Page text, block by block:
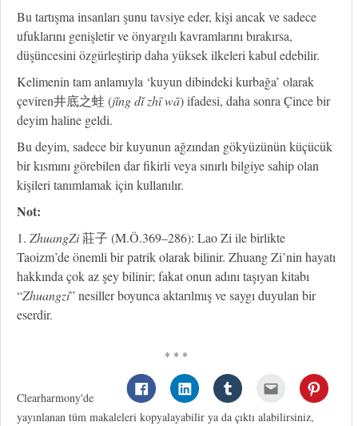
Bu tartışma insanları şunu tavsiye eder, kişi ancak ve sadece
ufuklarını genişletir ve önyargılı kavramlarını bırakırsa,
düşüncesini özgürleştirip daha yüksek ilkeleri kabul edebilir.
Kelimenin tam anlamıyla ‘kuyun dibindeki kurbağa’ olarak
çeviren井底之蛙 (jǐng dǐ zhī wā) ifadesi, daha sonra Çince bir
deyim haline geldi.
Bu deyim, sadece bir kuyunun ağzından gökyüzünün küçücük
bir kısmını görebilen dar fikirli veya sınırlı bilgiye sahip olan
kişileri tanımlamak için kullanılır.
Not:
1. ZhuangZi莊子 (M.Ö.369–286): Lao Zi ile birlikte
Taoizm’de önemli bir patrik olarak bilinir. Zhuang Zi’nin hayatı
hakkında çok az şey bilinir; fakat onun adını taşıyan kitabı
“Zhuangzi” nesiller boyunca aktarılmış ve saygı duyulan bir
eserdir.
* * *
Clearharmony'de
yayınlanan tüm makaleleri kopyalayabilir ya da çıktı alabilirsiniz,